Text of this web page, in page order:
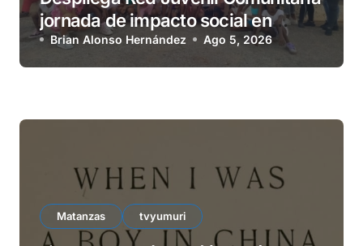
jornada de impacto social en
barrio La Marina
Brian Alonso Hernández Ago 5, 2026
Matanzas tvyumuri